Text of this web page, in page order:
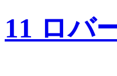
11 ロバ